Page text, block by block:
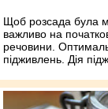
Щоб розсада була
важливо на
речовини.
підживлень. Дія